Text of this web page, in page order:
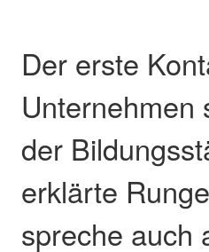
Der erste
Unternehmen
der
erklärte
spreche auch